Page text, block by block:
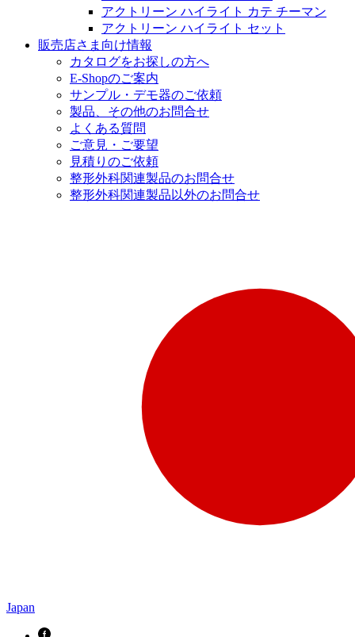
アクトリーン ハイライト カテ チーマン
アクトリーン ハイライト セット
販売店さま向け情報
カタログをお探しの方へ
E-Shopのご案内
サンプル・デモ器のご依頼
製品、その他のお問合せ
よくある質問
ご意見・ご要望
見積りのご依頼
整形外科関連製品のお問合せ
整形外科関連製品以外のお問合せ
Japan